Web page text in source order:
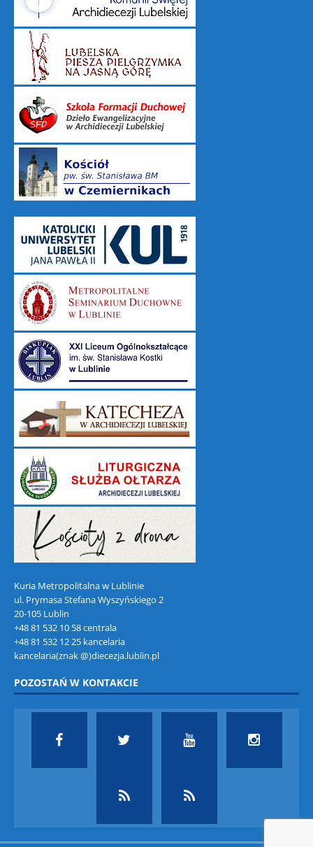
Kuria Metropolitalna w Lublinie
ul. Prymasa Stefana Wyszyńskiego 2
20-105 Lublin
+48 81 532 10 58 centrala
+48 81 532 12 25 kancelaria
kancelaria(znak @)diecezja.lublin.pl
POZOSTAŃ W KONTAKCIE